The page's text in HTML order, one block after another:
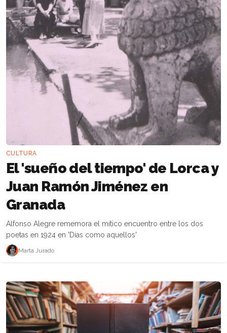
CULTURA
El 'sueño del tiempo' de Lorca y
Juan Ramón Jiménez en
Granada
Alfonso Alegre rememora el mítico encuentro entre los dos
poetas en 1924 en 'Días como aquellos'
Marta Jurado